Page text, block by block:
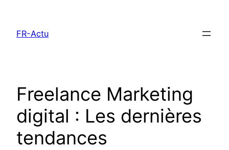
contenu
FR-Actu
Freelance Marketing
digital : Les dernières
tendances